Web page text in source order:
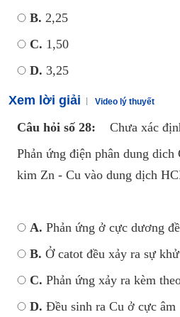
B. 2,25
C. 1,50
D. 3,25
Xem lời giải Video lý thuyết
Câu hỏi số 28:
Chưa xác
Phản ứng điện phân dung dich
kim Zn - Cu vào dung dịch
A. Phản ứng ở cực dương
B. Ở catot đều xảy ra sự
C. Phản ứng xảy ra kèm
D. Đều sinh ra Cu ở cực âm